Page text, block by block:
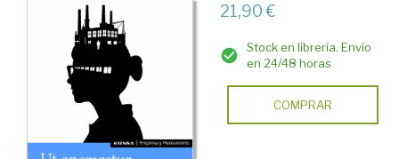
21,90 €
Stock en librería. Envío
en 24/48 horas
COMPRAR